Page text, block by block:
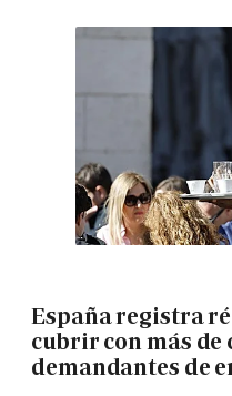
España registra
cubrir con más
demandantes de